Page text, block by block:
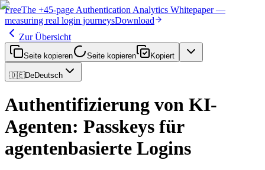
FreeThe +45-page Authentication Analytics Whitepaper —
measuring real login journeysDownload
Zur Übersicht
Seite kopieren Seite kopieren Kopiert
🇩🇪DeDeutsch
Authentifizierung von KI-
Agenten: Passkeys für
agentenbasierte Logins